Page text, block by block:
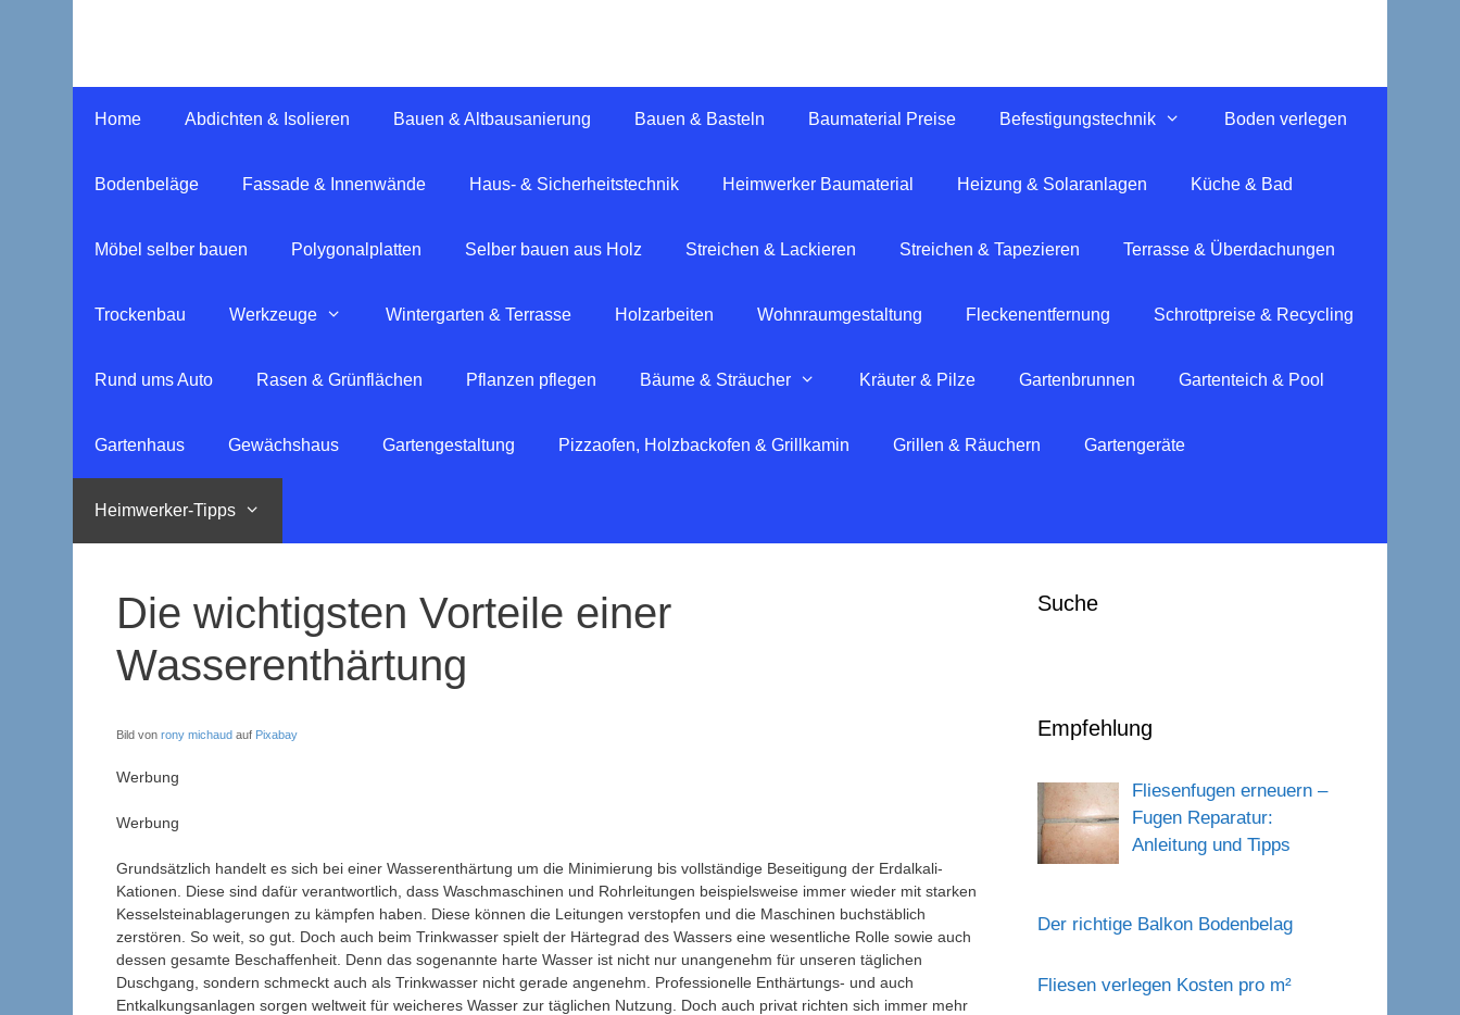
Home Abdichten & Isolieren Bauen & Altbausanierung Bauen & Basteln Baumaterial Preise Befestigungstechnik Boden verlegen
Bodenbeläge Fassade & Innenwände Haus- & Sicherheitstechnik Heimwerker Baumaterial Heizung & Solaranlagen Küche & Bad
Möbel selber bauen Polygonalplatten Selber bauen aus Holz Streichen & Lackieren Streichen & Tapezieren Terrasse & Überdachungen
Trockenbau Werkzeuge Wintergarten & Terrasse Holzarbeiten Wohnraumgestaltung Fleckenentfernung Schrottpreise & Recycling
Rund ums Auto Rasen & Grünflächen Pflanzen pflegen Bäume & Sträucher Kräuter & Pilze Gartenbrunnen Gartenteich & Pool
Gartenhaus Gewächshaus Gartengestaltung Pizzaofen, Holzbackofen & Grillkamin Grillen & Räuchern Gartengeräte
Heimwerker-Tipps
Die wichtigsten Vorteile einer
Wasserenthärtung
Bild von rony michaud auf Pixabay
Werbung
Werbung
Grundsätzlich handelt es sich bei einer Wasserenthärtung um die Minimierung bis vollständige Beseitigung der Erdalkali-
Kationen. Diese sind dafür verantwortlich, dass Waschmaschinen und Rohrleitungen beispielsweise immer wieder mit starken
Kesselsteinablagerungen zu kämpfen haben. Diese können die Leitungen verstopfen und die Maschinen buchstäblich
zerstören. So weit, so gut. Doch auch beim Trinkwasser spielt der Härtegrad des Wassers eine wesentliche Rolle sowie auch
dessen gesamte Beschaffenheit. Denn das sogenannte harte Wasser ist nicht nur unangenehm für unseren täglichen
Duschgang, sondern schmeckt auch als Trinkwasser nicht gerade angenehm. Professionelle Enthärtungs- und auch
Entkalkungsanlagen sorgen weltweit für weicheres Wasser zur täglichen Nutzung. Doch auch privat richten sich immer mehr
Suche
Empfehlung
Fliesenfugen erneuern –
Fugen Reparatur:
Anleitung und Tipps
Der richtige Balkon Bodenbelag
Fliesen verlegen Kosten pro m²